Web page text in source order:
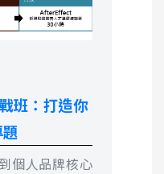
班：打造你
個人品牌核心